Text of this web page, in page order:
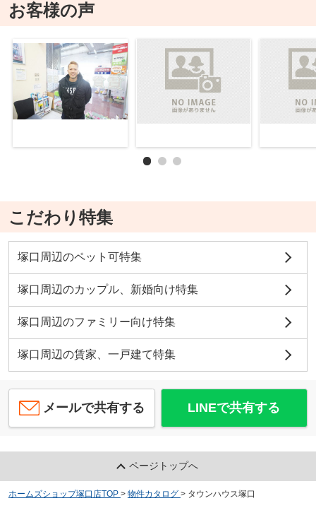
お客様の声
こだわり特集
塚口周辺のペット可特集
塚口周辺のカップル、新婚向け特集
塚口周辺のファミリー向け特集
塚口周辺の賃家、一戸建て特集
メールで共有する LINEで共有する
ページトップへ
ホームズショップ塚口店TOP > 物件カタログ > タウンハウス塚口